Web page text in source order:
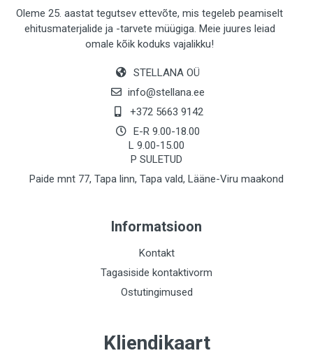
Oleme 25. aastat tegutsev ettevõte, mis tegeleb peamiselt
ehitusmaterjalide ja -tarvete müügiga. Meie juures leiad
omale kõik koduks vajalikku!
STELLANA OÜ
info@stellana.ee
+372 5663 9142
E-R 9.00-18.00
L 9.00-15.00
P SULETUD
Paide mnt 77, Tapa linn, Tapa vald, Lääne-Viru maakond
Informatsioon
Kontakt
Tagasiside kontaktivorm
Ostutingimused
Kliendikaart